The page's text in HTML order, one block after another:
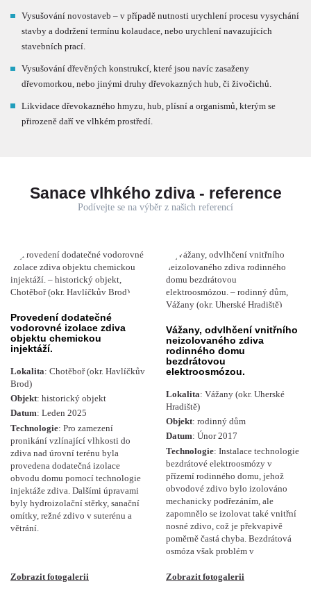
Vysušování novostaveb – v případě nutnosti urychlení procesu vysychání
stavby a dodržení termínu kolaudace, nebo urychlení navazujících
stavebních prací.
Vysušování dřevěných konstrukcí, které jsou navíc zasaženy
dřevomorkou, nebo jinými druhy dřevokazných hub, či živočichů.
Likvidace dřevokazného hmyzu, hub, plísní a organismů, kterým se
přirozeně daří ve vlhkém prostředí.
Sanace vlhkého zdiva - reference
Podívejte se na výběr z našich referencí
Provedení dodatečné
vodorovné izolace zdiva
objektu chemickou
injektáží.
Lokalita: Chotěboř (okr. Havlíčkův
Brod)
Objekt: historický objekt
Datum: Leden 2025
Technologie: Pro zamezení
pronikání vzlínající vlhkosti do
zdiva nad úrovní terénu byla
provedena dodatečná izolace
obvodu domu pomocí technologie
injektáže zdiva. Dalšími úpravami
byly hydroizolační stěrky, sanační
omítky, režné zdivo v suterénu a
větrání.
Zobrazit fotogalerii
Vážany, odvlhčení vnitřního
neizolovaného zdiva
rodinného domu
bezdrátovou
elektroosmózou.
Lokalita: Vážany (okr. Uherské
Hradiště)
Objekt: rodinný dům
Datum: Únor 2017
Technologie: Instalace technologie
bezdrátové elektroosmózy v
přízemí rodinného domu, jehož
obvodové zdivo bylo izolováno
mechanicky podřezáním, ale
zapomnělo se izolovat také vnitřní
nosné zdivo, což je překvapivě
poměrně častá chyba. Bezdrátová
osmóza však problém v
Zobrazit fotogalerii